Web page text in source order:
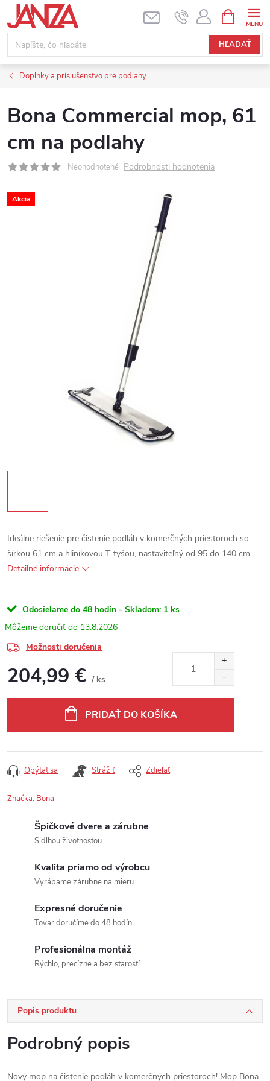
Prejsť na obsah
HĽADAŤ
Doplnky a príslušenstvo pre podlahy
Bona Commercial mop, 61
cm na podlahy
Neohodnotené Podrobnosti hodnotenia
Akcia
Ideálne riešenie pre čistenie podláh v komerčných priestoroch so
šírkou 61 cm a hliníkovou T-tyšou, nastaviteľný od 95 do 140 cm
Detailné informácie
Odosielame do 48 hodín - Skladom: 1 ks
13.8.2026
Možnosti doručenia
204,99 € / ks
PRIDAŤ DO KOŠÍKA
Opýtať sa Strážiť Zdieľať
Značka: Bona
Špičkové dvere a zárubne
S dlhou životnosťou.
Kvalita priamo od výrobcu
Vyrábame zárubne na mieru.
Expresné doručenie
Tovar doručíme do 48 hodín.
Profesionálna montáž
Rýchlo, precízne a bez starostí.
Popis produktu
Podrobný popis
Nový mop na čistenie podláh v komerčných priestoroch! Mop Bona